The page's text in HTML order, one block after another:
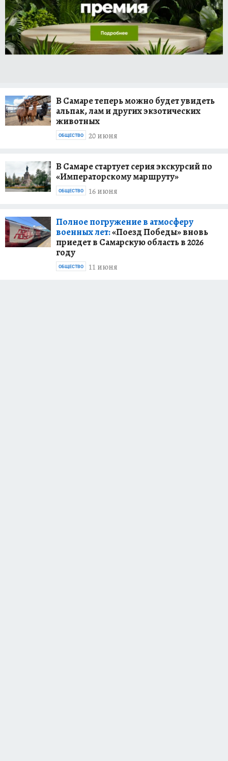
В Самаре теперь можно будет увидеть
альпак, лам и других экзотических
животных
20 июня
ОБЩЕСТВО
В Самаре стартует серия экскурсий по
«Императорскому маршруту»
16 июня
ОБЩЕСТВО
Полное погружение в атмосферу
военных лет:«Поезд Победы» вновь
приедет в Самарскую область в 2026
году
11 июня
ОБЩЕСТВО